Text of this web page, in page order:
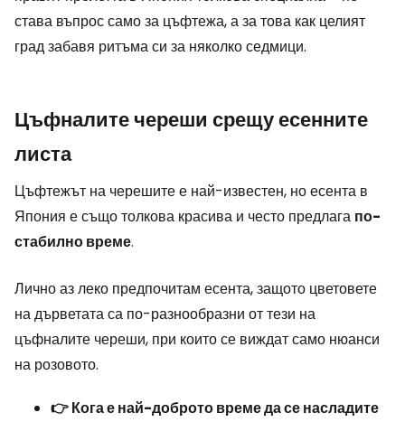
става въпрос само за цъфтежа, а за това как целият
град забавя ритъма си за няколко седмици.
Цъфналите череши срещу есенните
листа
Цъфтежът на черешите е най-известен, но есента в
Япония е също толкова красива и често предлага по-
стабилно време.
Лично аз леко предпочитам есента, защото цветовете
на дърветата са по-разнообразни от тези на
цъфналите череши, при които се виждат само нюанси
на розовото.
👉 Кога е най-доброто време да се насладите